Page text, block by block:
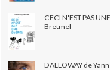
CECI N'EST PAS
Bretmel
DALLOWAY de